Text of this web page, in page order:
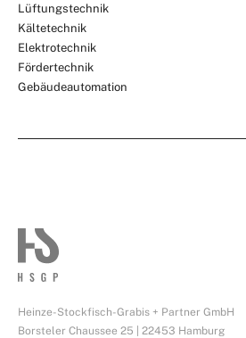
Lüftungstechnik
Kältetechnik
Elektrotechnik
Fördertechnik
Gebäudeautomation
Heinze-Stockfisch-Grabis + Partner GmbH
Borsteler Chaussee 25 | 22453 Hamburg